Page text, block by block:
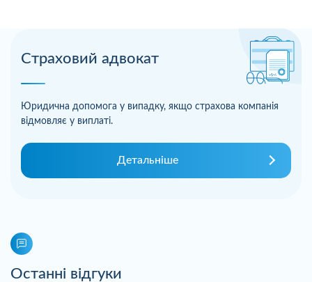
Страховий адвокат
Юридична допомога у випадку, якщо страхова компанія
відмовляє у виплаті.
Детальніше
Останні відгуки